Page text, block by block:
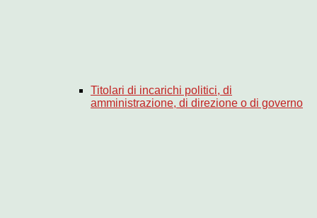
Titolari di incarichi politici, di
amministrazione, di direzione o di governo